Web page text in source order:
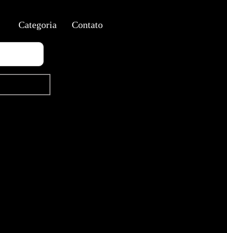
Categoria Contato